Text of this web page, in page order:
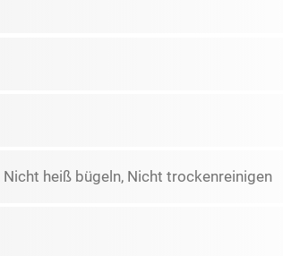
heiß bügeln, Nicht trockenreinigen